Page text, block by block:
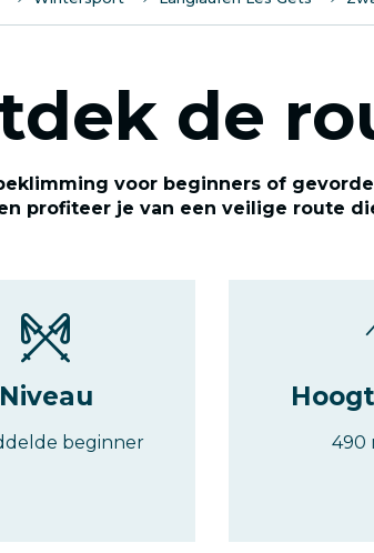
de
voor beginners of
profiteer je van een veilige route
Niveau
beginner 490